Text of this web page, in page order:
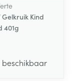
Kind
401g
beschikbaar